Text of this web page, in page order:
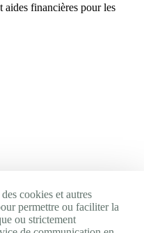
aides financières pour les
cookies et autres
permettre ou faciliter la
ou strictement